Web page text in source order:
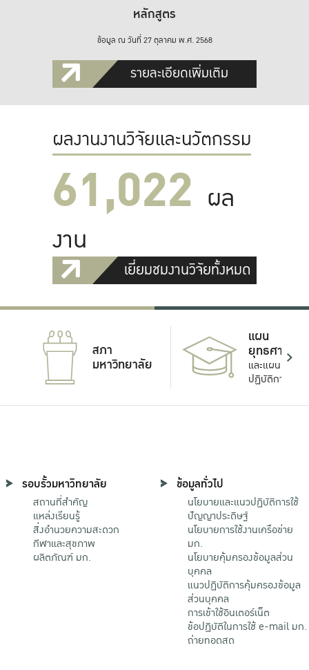
หลักสูตร
ข้อมูล ณ วันที่ 27 ตุลาคม พ.ศ. 2568
รายละเอียดเพิ่มเติม
ผลงานงานวิจัยและนวัตกรรม
61,022 ผล
งาน
เยี่ยมชมงานวิจัยทั้งหมด
สภา
มหาวิทยาลัย
แผน
ยุทธศาสตร์
และแผน
ปฏิบัติการ
รอบรั้วมหาวิทยาลัย
สถานที่สำคัญ
แหล่งเรียนรู้
สิ่งอำนวยความสะดวก
กีฬาและสุขภาพ
ผลิตภัณฑ์ มก.
ข้อมูลทั่วไป
นโยบายและแนวปฏิบัติการใช้
ปัญญาประดิษฐ์
นโยบายการใช้งานเครือข่าย
มก.
นโยบายคุ้มครองข้อมูลส่วน
บุคคล
แนวปฏิบัติการคุ้มครองข้อมูล
ส่วนบุคคล
การเข้าใช้อินเตอร์เน็ต
ข้อปฏิบัติในการใช้ e-mail มก.
ถ่ายทอดสด